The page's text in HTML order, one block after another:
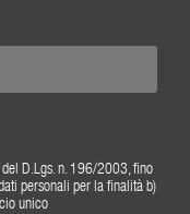
D.Lgs. n. 196/2003, fino
personali per la finalità b)
unico